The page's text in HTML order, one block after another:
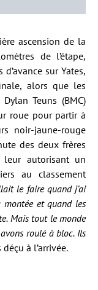
ascension de la
de l’étape,
sur Yates,
alors que les
Teuns (BMC)
roue pour partir à
noir-jaune-rouge
des deux frères
leur autorisant un
au classement
le faire quand j’ai
et quand les
Mais tout le monde
roulé à bloc. Ils
à l’arrivée.